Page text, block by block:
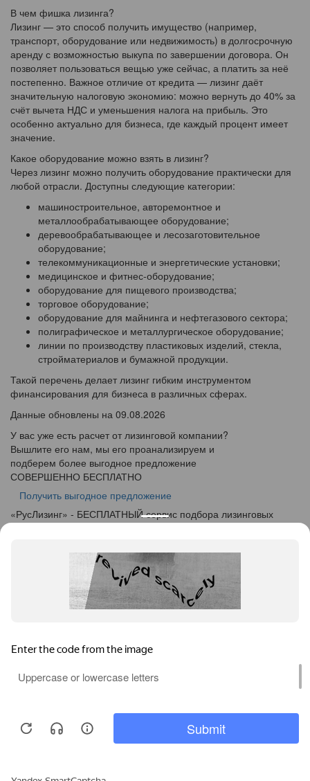
В чем фишка лизинга?
Лизинг — это способ получить имущество (например,
транспорт, оборудование или недвижимость) в долгосрочную
аренду с возможностью выкупа по завершении договора. Он
позволяет пользоваться вещью уже сейчас, а платить за неё
постепенно. Важное отличие от кредита — лизинг даёт
значительную налоговую экономию: можно вернуть до 40% за
счёт вычета НДС и уменьшения налога на прибыль. Это
особенно актуально для бизнеса, где каждый процент имеет
значение.
Какое оборудование можно взять в лизинг?
Через лизинг можно получить оборудование практически для
любой отрасли. Доступны следующие категории:
машиностроительное, авторемонтное и
металлообрабатывающее оборудование;
деревообрабатывающее и лесозаготовительное
оборудование;
телекоммуникационные и энергетические установки;
медицинское и фитнес-оборудование;
оборудование для пищевого производства;
торговое оборудование;
оборудование для майнинга и нефтегазового сектора;
полиграфическое и металлургическое оборудование;
линии по производству пластиковых изделий, стекла,
стройматериалов и бумажной продукции.
Такой перечень делает лизинг гибким инструментом
финансирования для бизнеса в различных сферах.
Данные обновлены на 09.08.2026
У вас уже есть расчет от лизинговой компании?
Вышлите его нам, мы его проанализируем и
подберем более выгодное предложение
СОВЕРШЕННО БЕСПЛАТНО
Получить выгодное предложение
«РусЛизинг» - БЕСПЛАТНЫЙ сервис подбора лизинговых
+7 (495) 103-49-76
450019, Республика Башкортостан, г. Уфа, ул. Рижская, дом
Калькулятор
Кейсы Клиентам
О компании
Контакты
Политика конфиденциальности